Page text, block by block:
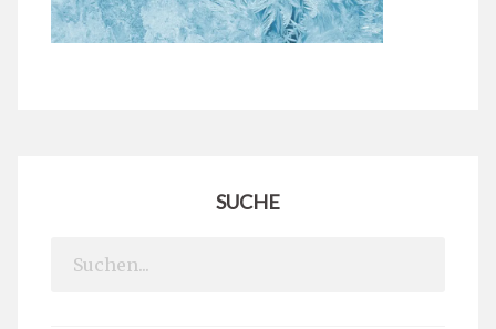
SUCHE
Search